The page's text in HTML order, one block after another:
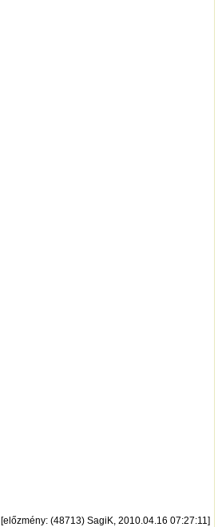
[előzmény: (48713) SagiK, 2010.04.16 07:27:11]